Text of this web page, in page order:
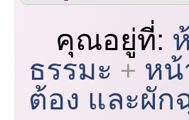
คุณอยู่ที่:
ธรรมะ
หน้
ต้อง และผั